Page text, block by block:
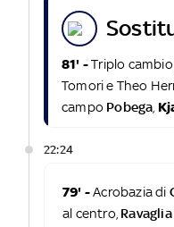
81' -Triplo
Tomori e Theo
campo Pobega
22:24
79' -Acrobazia di
al centro,